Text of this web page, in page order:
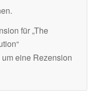
für „The
eine Rezension